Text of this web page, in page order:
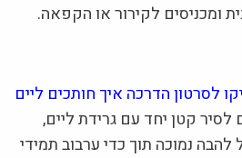
ומכניסים לקירור או הקפאה.
לסרטון הדרכה איך חותכים ליים
לסיר קטן יחד עם גרידת ליים,
נמוכה תוך כדי ערבוב תמידי